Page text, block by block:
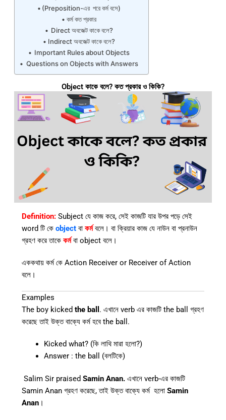
(Preposition-এর পরে কর্ম বসে)
কর্ম কত প্রকার
Direct অবজেক্ট কাকে বলে?
Indirect অবজেক্ট কাকে বলে?
Important Rules about Objects
Questions on Objects with Answers
Object কাকে বলে? কত প্রকার ও কিকি?
Definition: Subject যে কাজ করে, সেই কাজটি যার উপর পড়ে সেই
word টি কেobjectবা কর্মবলে। বা ক্রিয়ার কাজ যে নাউন বা প্রনাউন
গ্রহণ করে তাকে কর্ম বা object বলে।
এককথায় কর্ম কে Action Receiver or Receiver of Action
বলে।
Examples
The boy kicked the ball . এখানে verb এর কাজটি the ball গ্রহণ
করেছে তাই উক্ত বাক্যে কর্ম হবে the ball.
Kicked what? (কি লাথি মারা হলো?)
Answer : the ball (বলটিকে)
Salim Sir praised Samin Anan.এখানে verb-এর কাজটি
Samin Anan গ্রহণ করেছে, তাই উক্ত বাক্যে কর্ম হলো Samin
Anan।